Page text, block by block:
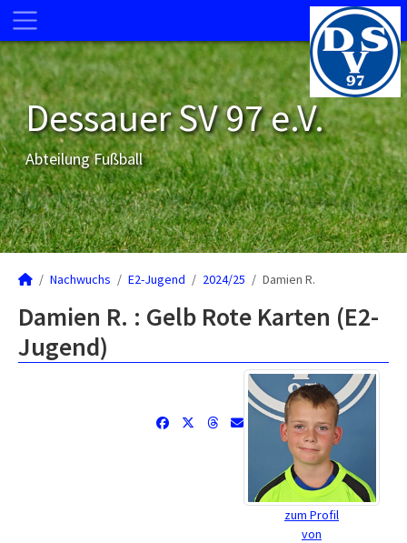
Dessauer SV 97 e.V.
Abteilung Fußball
Nachwuchs E2-Jugend 2024/25 Damien R.
Damien R. : Gelb Rote Karten (E2-
Jugend)
zum Profil
von